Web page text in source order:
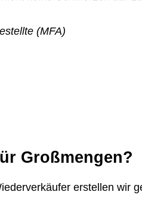
(MFA)
Großmengen?
erstellen wir